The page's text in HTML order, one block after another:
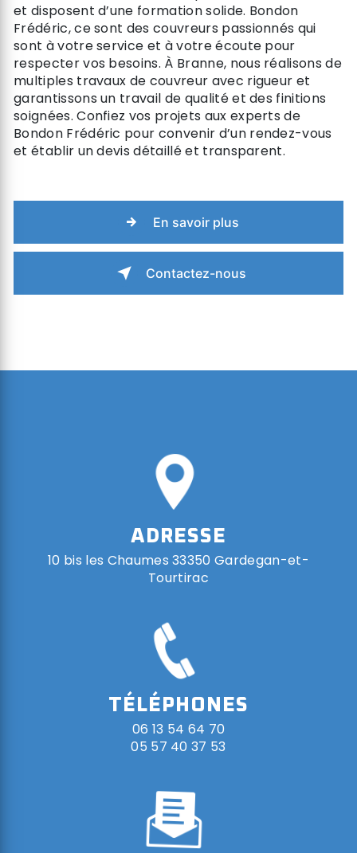
et disposent d’une formation solide. Bondon
Frédéric, ce sont des couvreurs passionnés qui
sont à votre service et à votre écoute pour
respecter vos besoins. À Branne, nous réalisons de
multiples travaux de couvreur avec rigueur et
garantissons un travail de qualité et des finitions
soignées. Confiez vos projets aux experts de
Bondon Frédéric pour convenir d’un rendez-vous
et établir un devis détaillé et transparent.
En savoir plus
Contactez-nous
ADRESSE
10 bis les Chaumes 33350 Gardegan-et-
Tourtirac
TÉLÉPHONES
06 13 54 64 70
05 57 40 37 53